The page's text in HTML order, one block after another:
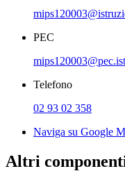
PEC
Telefono
02 93 02 358
Naviga su Google
Altri